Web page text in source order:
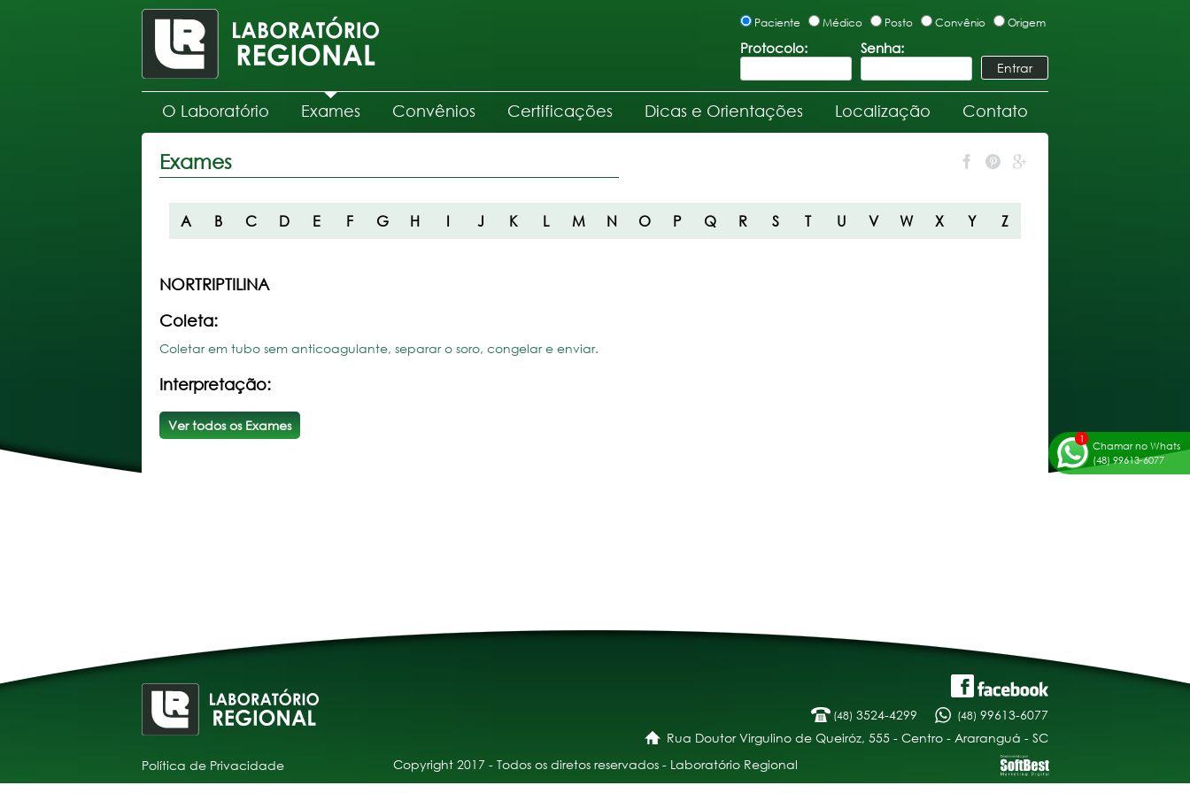
Paciente Médico Posto Convênio Origem
Protocolo: Senha:
O Laboratório Exames Convênios Certificações Dicas e Orientações Localização Contato
Exames
A B C D E F G H I J K L M N O P Q R S T U V W X Y Z
NORTRIPTILINA
Coleta:
Coletar em tubo sem anticoagulante, separar o soro, congelar e enviar.
Interpretação:
Ver todos os Exames
Chamar no Whats
(48) 99613-6077
(48) 3524-4299 (48) 99613-6077
Rua Doutor Virgulino de Queiróz, 555 - Centro - Araranguá - SC
Política de Privacidade
Copyright 2017 - Todos os diretos reservados - Laboratório Regional